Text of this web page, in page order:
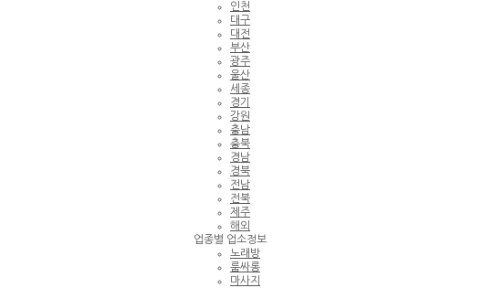
인천
대구
대전
부산
광주
울산
세종
경기
강원
충남
충북
경남
경북
전남
전북
제주
해외
업종별 업소정보
노래방
룸싸롱
마사지